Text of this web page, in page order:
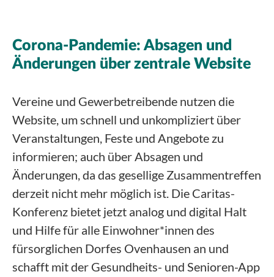
Corona-Pandemie: Absagen und
Änderungen über zentrale Website
Vereine und Gewerbetreibende nutzen die
Website, um schnell und unkompliziert über
Veranstaltungen, Feste und Angebote zu
informieren; auch über Absagen und
Änderungen, da das gesellige Zusammentreffen
derzeit nicht mehr möglich ist. Die Caritas-
Konferenz bietet jetzt analog und digital Halt
und Hilfe für alle Einwohner*innen des
fürsorglichen Dorfes Ovenhausen an und
schafft mit der Gesundheits- und Senioren-App